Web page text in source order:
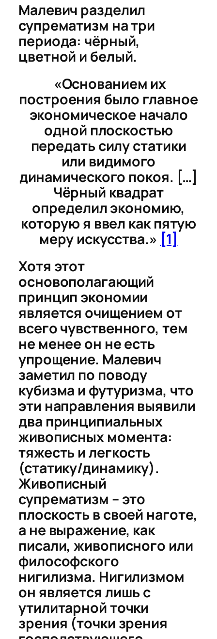
Малевич разделил
супрематизм на три
периода: чёрный,
цветной и белый.
«Основанием их
построения было главное
экономическое начало
одной плоскостью
передать силу статики
или видимого
динамического покоя. […]
Чёрный квадрат
определил экономию,
которую я ввел как пятую
меру искусства.» [1]
Хотя этот
основополагающий
принцип экономии
является очищением от
всего чувственного, тем
не менее он не есть
упрощение. Малевич
заметил по поводу
кубизма и футуризма, что
эти направления выявили
два принципиальных
живописных момента:
тяжесть и легкость
(статику/динамику).
Живописный
супрематизм – это
плоскость в своей наготе,
а не выражение, как
писали, живописного или
философского
нигилизма. Нигилизмом
он является лишь с
утилитарной точки
зрения (точки зрения